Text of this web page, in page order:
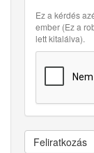
Ez a kérdés
ember (Ez a
lett kitalálva).
Feliratkozás